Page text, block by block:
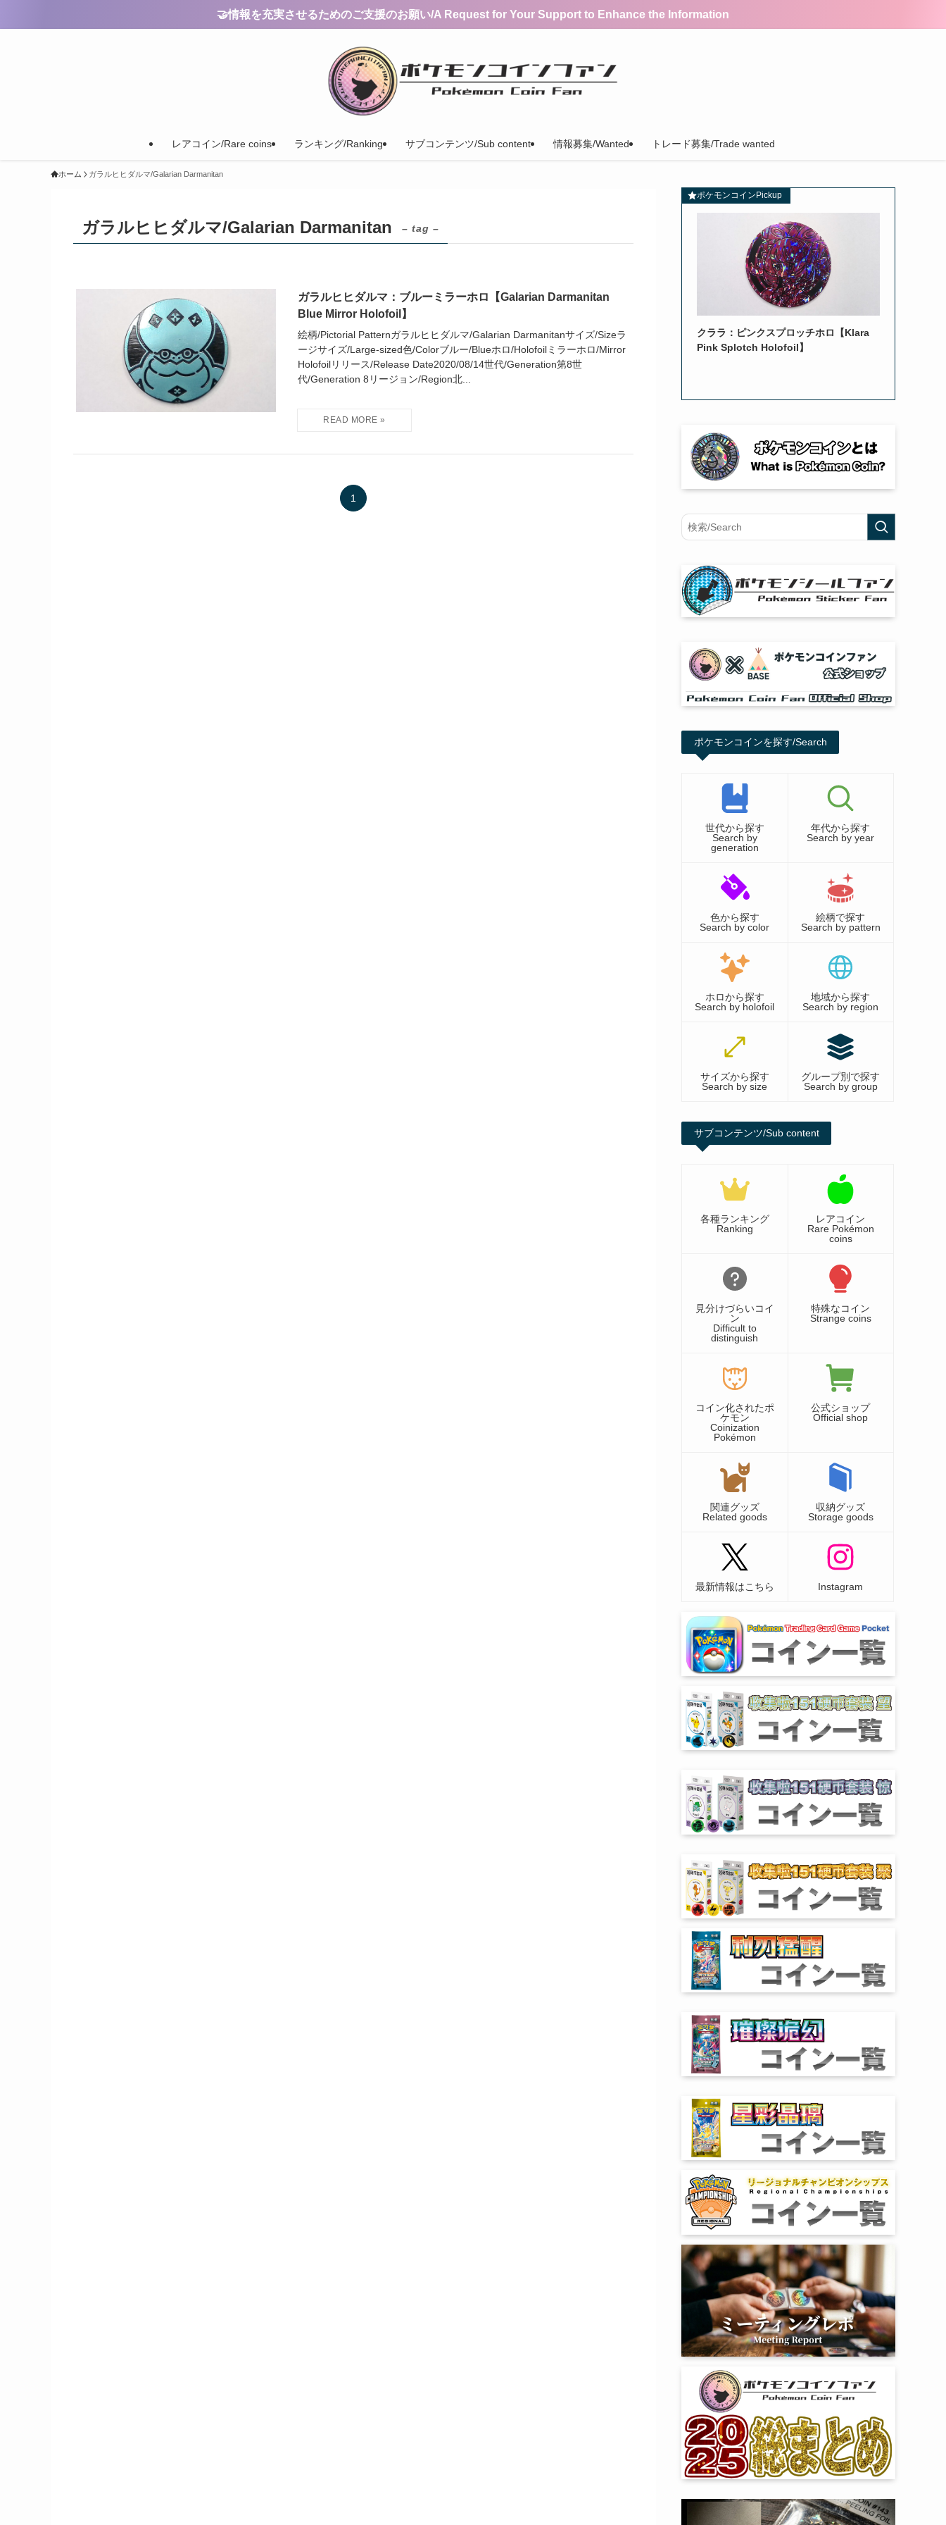
🤝情報を充実させるためのご支援のお願い/A Request for Your Support to Enhance the Information
レアコイン/Rare coins ランキング/Ranking サブコンテンツ/Sub content 情報募集/Wanted トレード募集/Trade wanted
ホーム ガラルヒヒダルマ/Galarian Darmanitan
ガラルヒヒダルマ/Galarian Darmanitan – tag –
ガラルヒヒダルマ：ブルーミラーホロ【Galarian Darmanitan
Blue Mirror Holofoil】
絵柄/Pictorial Patternガラルヒヒダルマ/Galarian Darmanitanサイズ/Sizeラ
ージサイズ/Large-sized色/Colorブルー/Blueホロ/Holofoilミラーホロ/Mirror
Holofoilリリース/Release Date2020/08/14世代/Generation第8世
代/Generation 8リージョン/Region北...
1
ポケモンコインPickup
クララ：ピンクスプロッチホロ【Klara
Pink Splotch Holofoil】
ポケモンコインを探す/Search
世代から探す
Search by
generation
年代から探す
Search by year
色から探す
Search by color
絵柄で探す
Search by pattern
ホロから探す
Search by holofoil
地域から探す
Search by region
サイズから探す
Search by size
グループ別で探す
Search by group
サブコンテンツ/Sub content
各種ランキング
Ranking
レアコイン
Rare Pokémon
coins
見分けづらいコイ
ン
Difficult to
distinguish
特殊なコイン
Strange coins
コイン化されたポ
ケモン
Coinization
Pokémon
公式ショップ
Official shop
関連グッズ
Related goods
収納グッズ
Storage goods
最新情報はこちら Instagram